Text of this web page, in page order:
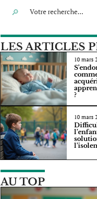
LES ARTICLES
10 mars
?
10 mars
AU TOP